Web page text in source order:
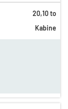
20,10 to
Kabine